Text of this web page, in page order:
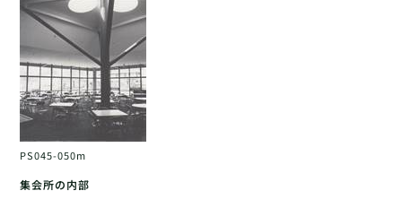
PS045-050m
集会所の内部